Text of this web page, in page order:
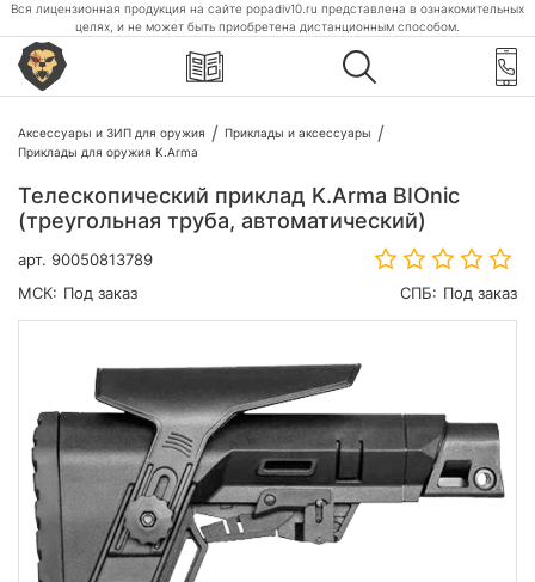
Вся лицензионная продукция на сайте popadiv10.ru представлена в ознакомительных
целях, и не может быть приобретена дистанционным способом.
Аксессуары и ЗИП для оружия
Приклады и аксессуары
Приклады для оружия K.Arma
Телескопический приклад K.Arma BIOnic
(треугольная труба, автоматический)
арт. 90050813789
МСК: Под заказ СПБ: Под заказ